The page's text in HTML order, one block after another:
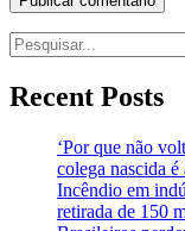
Pesquisar
Recent Posts
‘Por que não
colega nascida
Incêndio em
retirada de 150